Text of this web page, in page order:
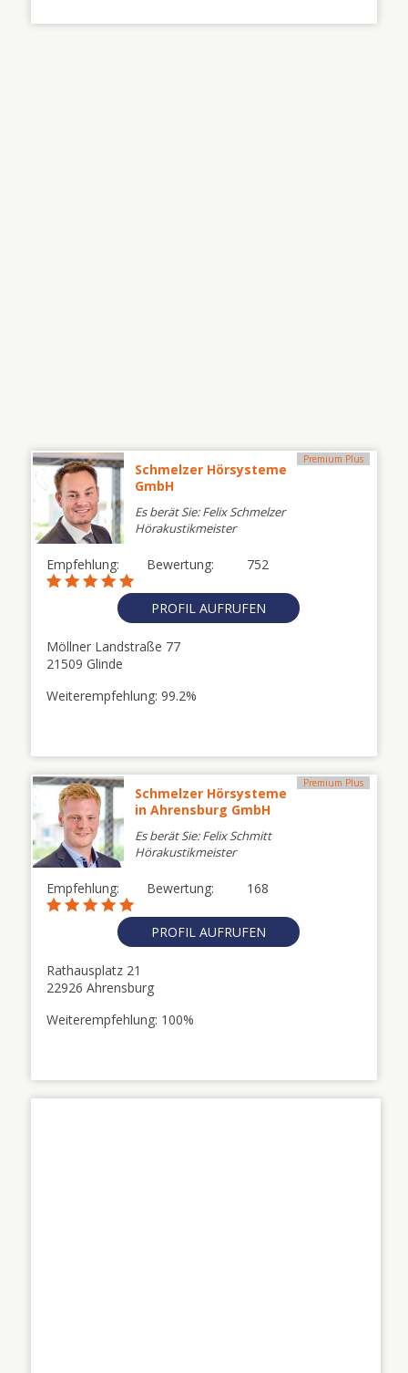
Premium Plus
Schmelzer Hörsysteme
GmbH
Es berät Sie: Felix Schmelzer
Hörakustikmeister
Empfehlung: 752
Bewertung:
PROFIL AUFRUFEN
Möllner Landstraße 77
21509 Glinde
Weiterempfehlung: 99.2%
Premium Plus
Schmelzer Hörsysteme
in Ahrensburg GmbH
Es berät Sie: Felix Schmitt
Hörakustikmeister
Empfehlung: 168
Bewertung:
PROFIL AUFRUFEN
Rathausplatz 21
22926 Ahrensburg
Weiterempfehlung: 100%